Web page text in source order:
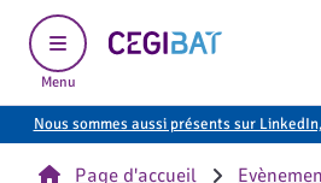
Menu
Cegibat, accueil
Nous sommes aussi présents sur
Page d'accueil